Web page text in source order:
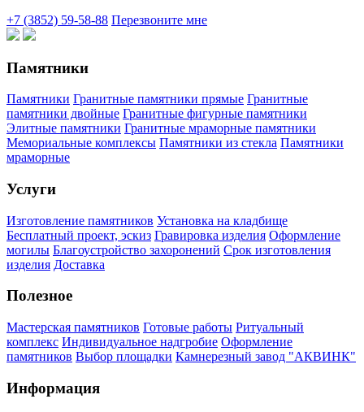
+7 (3852) 59-58-88 Перезвоните мне
Памятники
Памятники Гранитные памятники прямые Гранитные
памятники двойные Гранитные фигурные памятники
Элитные памятники Гранитные мраморные памятники
Мемориальные комплексы Памятники из стекла Памятники
мраморные
Услуги
Изготовление памятников Установка на кладбище
Бесплатный проект, эскиз Гравировка изделия Оформление
могилы Благоустройство захоронений Срок изготовления
изделия Доставка
Полезное
Мастерская памятников Готовые работы Ритуальный
комплекс Индивидуальное надгробие Оформление
памятников Выбор площадки Камнерезный завод "АКВИНК"
Информация